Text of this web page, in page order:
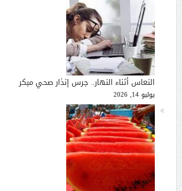
النعاس أثناء النهار.. جرس إنذار صحي مبكر
يوليو 14, 2026